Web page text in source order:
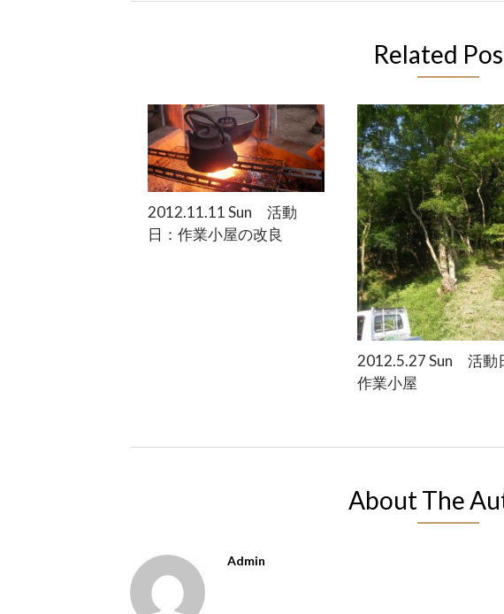
Related
2012.11.11 Sun 活動
日：作業小屋の改良
2012.5.27 Sun 活動
作業小屋
About The
Admin